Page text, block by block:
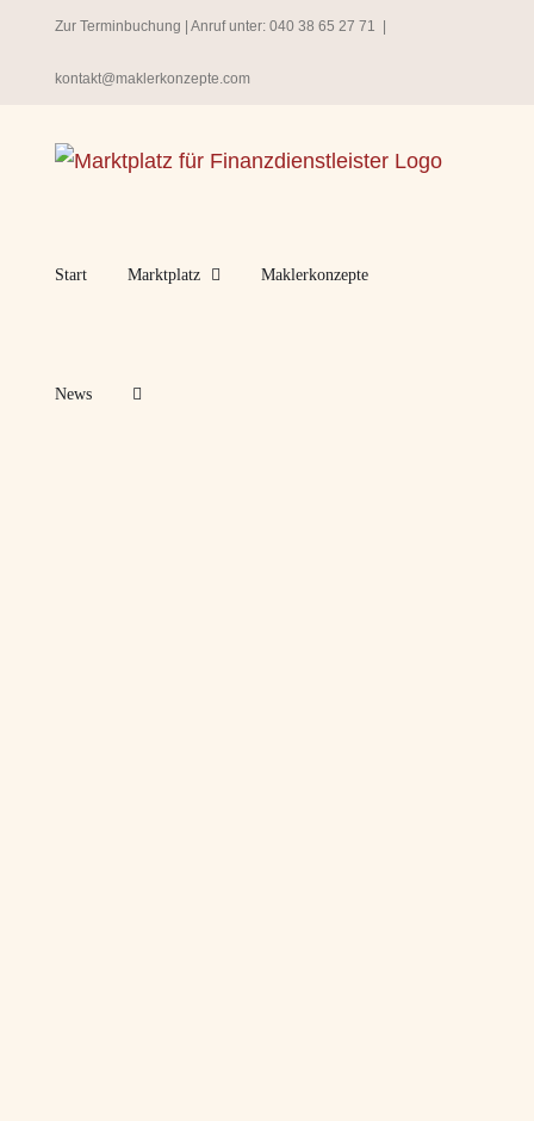
springen
Zur Terminbuchung | Anruf unter: 040 38 65 27 71
kontakt@maklerkonzepte.com
Start Marktplatz Maklerkonzepte
News